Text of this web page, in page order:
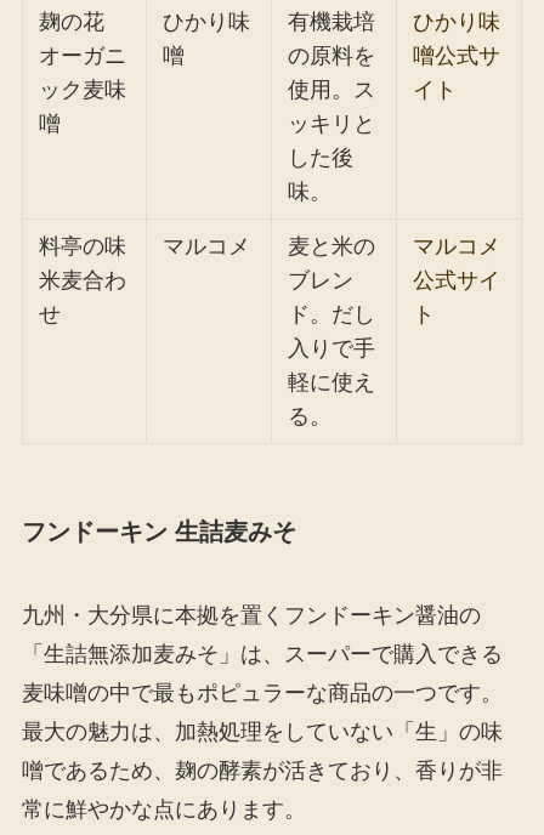
麹の花
オーガニ
ック麦味
噌
ひかり味
噌
有機栽培
の原料を
使用。ス
ッキリと
した後
味。
ひかり味
噌公式サ
イト
料亭の味
米麦合わ
せ
マルコメ
麦と米の
ブレン
ド。だし
入りで手
軽に使え
る。
マルコメ
公式サイ
ト
フンドーキン 生詰麦みそ
九州・大分県に本拠を置くフンドーキン醤油の
「生詰無添加麦みそ」は、スーパーで購入できる
麦味噌の中で最もポピュラーな商品の一つです。
最大の魅力は、加熱処理をしていない「生」の味
噌であるため、麹の酵素が活きており、香りが非
常に鮮やかな点にあります。